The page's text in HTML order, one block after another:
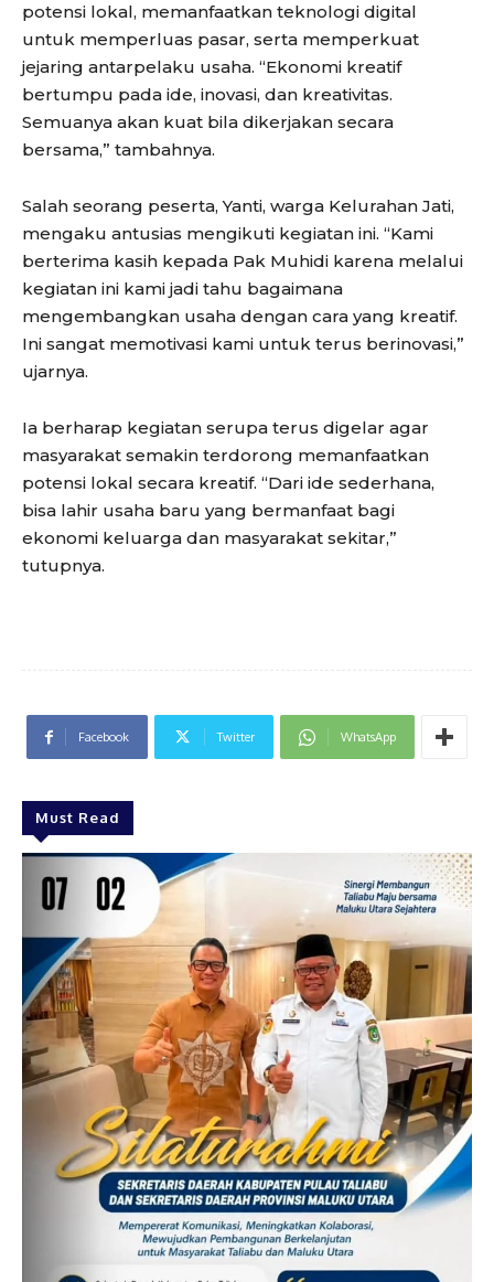
potensi lokal, memanfaatkan teknologi digital
untuk memperluas pasar, serta memperkuat
jejaring antarpelaku usaha. “Ekonomi kreatif
bertumpu pada ide, inovasi, dan kreativitas.
Semuanya akan kuat bila dikerjakan secara
bersama,” tambahnya.
Salah seorang peserta, Yanti, warga Kelurahan Jati,
mengaku antusias mengikuti kegiatan ini. “Kami
berterima kasih kepada Pak Muhidi karena melalui
kegiatan ini kami jadi tahu bagaimana
mengembangkan usaha dengan cara yang kreatif.
Ini sangat memotivasi kami untuk terus berinovasi,”
ujarnya.
Ia berharap kegiatan serupa terus digelar agar
masyarakat semakin terdorong memanfaatkan
potensi lokal secara kreatif. “Dari ide sederhana,
bisa lahir usaha baru yang bermanfaat bagi
ekonomi keluarga dan masyarakat sekitar,”
tutupnya.
Facebook Twitter WhatsApp
Must Read